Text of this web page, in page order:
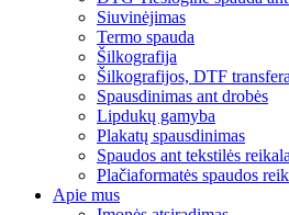
Siuvinėjimas
Termo spauda
Šilkografija
Šilkografijos, DTF
Spausdinimas ant drobės
Lipdukų gamyba
Plakatų spausdinimas
Spaudos ant tekstilės
Plačiaformatės spaudos
Apie mus